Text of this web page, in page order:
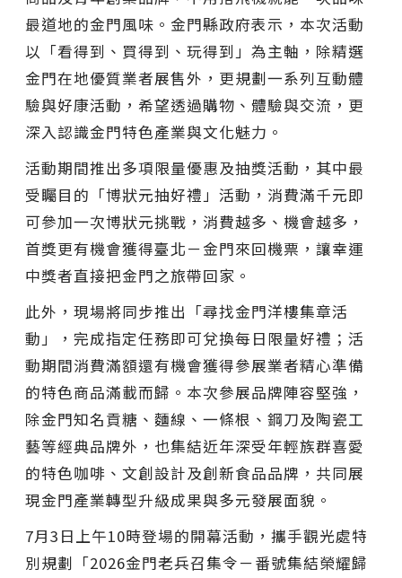
最道地的金門風味。金門縣政府表示，本次活動
以「看得到、買得到、玩得到」為主軸，除精選
金門在地優質業者展售外，更規劃一系列互動體
驗與好康活動，希望透過購物、體驗與交流，更
深入認識金門特色產業與文化魅力。
活動期間推出多項限量優惠及抽獎活動，其中最
受矚目的「博狀元抽好禮」活動，消費滿千元即
可參加一次博狀元挑戰，消費越多、機會越多，
首獎更有機會獲得臺北－金門來回機票，讓幸運
中獎者直接把金門之旅帶回家。
此外，現場將同步推出「尋找金門洋樓集章活
動」，完成指定任務即可兌換每日限量好禮；活
動期間消費滿額還有機會獲得參展業者精心準備
的特色商品滿載而歸。本次參展品牌陣容堅強，
除金門知名貢糖、麵線、一條根、鋼刀及陶瓷工
藝等經典品牌外，也集結近年深受年輕族群喜愛
的特色咖啡、文創設計及創新食品品牌，共同展
現金門產業轉型升級成果與多元發展面貌。
7月3日上午10時登場的開幕活動，攜手觀光處特
別規劃「2026金門老兵召集令－番號集結榮耀歸